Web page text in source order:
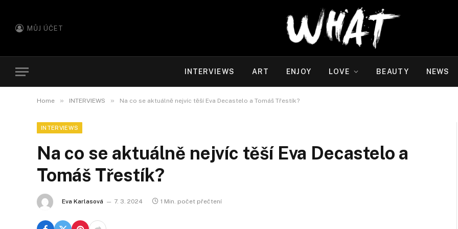
MŮJ ÚČET
INTERVIEWS ART ENJOY LOVE BEAUTY NEWS
Home » INTERVIEWS » Na co se aktuálně nejvíc těší Eva Decastelo a Tomáš Třestík?
INTERVIEWS
Na co se aktuálně nejvíc těší Eva Decastelo a
Tomáš Třestík?
Eva Karlasová 7. 3. 2024 1 Min. počet přečtení